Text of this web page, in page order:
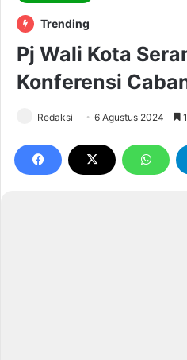
Trending
Pj Wali Kota
Konferensi
Redaksi 6 Agustus 2024